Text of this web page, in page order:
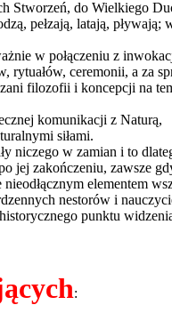
Stworzeń, do Wielkiego
pełzają, latają, pływają;
w połączeniu z
rytuałów, ceremonii, a za
filozofii i koncepcji na
komunikacji z Naturą,
siłami.
niczego w zamian i to
jej zakończeniu, zawsze
elementem
nestorów i
punktu
: